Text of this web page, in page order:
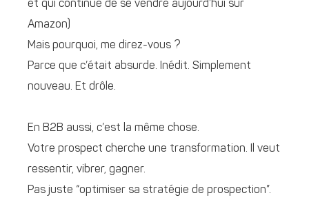
et qui continue de se vendre aujourd’hui sur
Amazon)
Mais pourquoi, me direz-vous ?
Parce que c’était absurde. Inédit. Simplement
nouveau. Et drôle.
En B2B aussi, c’est la même chose.
Votre prospect cherche une transformation. Il veut
ressentir, vibrer, gagner.
Pas juste “optimiser sa stratégie de prospection”.